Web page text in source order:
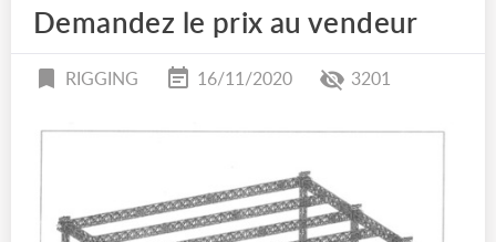
Demandez le prix au vendeur
RIGGING 16/11/2020 3201